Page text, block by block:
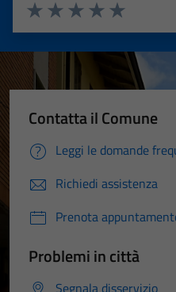
Valuta 5
Valuta 4 stelle
Valuta 3 stelle su 5
Valuta 2 stelle su 5
Valuta 1 stelle su 5
Contatta il Comune
Leggi le domande
Richiedi assistenza
Prenota
Problemi in città
Segnala disservizio